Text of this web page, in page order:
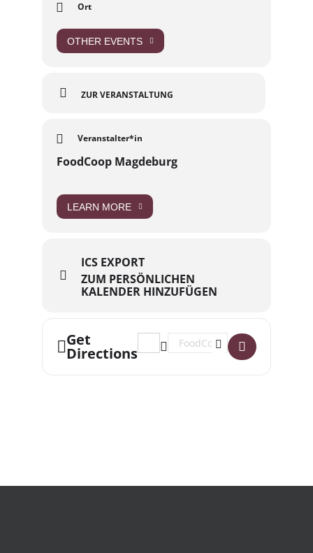
Ort
OTHER EVENTS
ZUR VERANSTALTUNG
Veranstalter*in
FoodCoop Magdeburg
LEARN MORE
ICS EXPORT
ZUM PERSÖNLICHEN
KALENDER HINZUFÜGEN
Get
Directions
Address - Food Coop
Destination Address - Food